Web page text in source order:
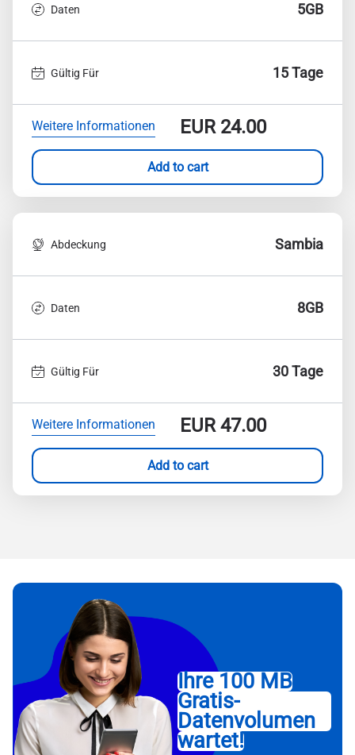
Daten 5GB
Gültig Für 15 Tage
Weitere Informationen EUR24.00
Add to cart
Abdeckung Sambia
Daten 8GB
Gültig Für 30 Tage
Weitere Informationen EUR47.00
Add to cart
Ihre 100 MB
Gratis-
Datenvolumen
wartet!